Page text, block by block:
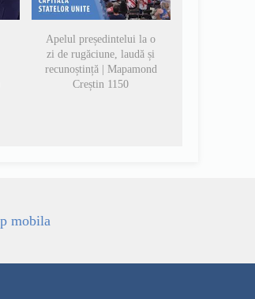
Apelul președintelui la o
zi de rugăciune, laudă și
recunoștință | Mapamond
Creștin 1150